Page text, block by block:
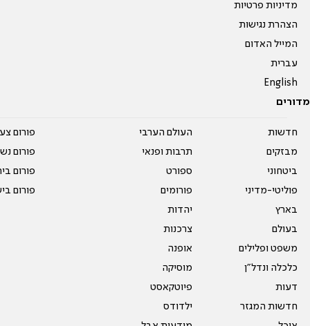
מדיניות פרטיות
הצהרת נגישות
המייל האדום
עברית
English
מדורים
חדשות
מבזקים
ביטחוני
פוליטי-מדיני
בארץ
בעולם
משפט ופלילים
כלכלה ונדל"ן
דעות
חדשות המגזר
העולם הערבי
תרבות ופנאי
ספורט
פורומים
יהדות
צרכנות
אופנה
מוסיקה
פיוטקאסט
ילדודס
פורום
פורום
פורום
פורום